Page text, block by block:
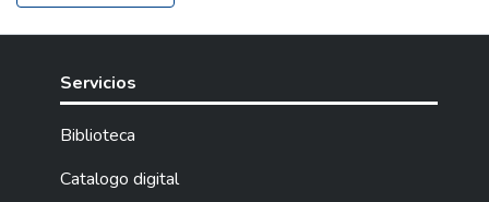
Servicios
Biblioteca
Catalogo digital